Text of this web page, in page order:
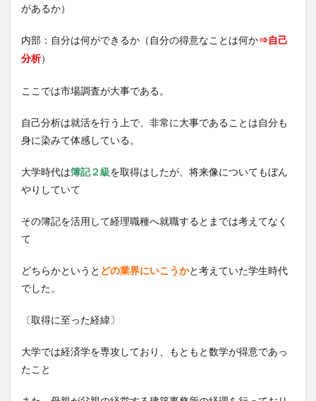
があるか）
内部：自分は何ができるか（自分の得意なことは何か⇒自己
分析）
ここでは市場調査が大事である。
自己分析は就活を行う上で、非常に大事であることは自分も
身に染みて体感している。
大学時代は簿記２級を取得はしたが、将来像についてもぼん
やりしていて
その簿記を活用して経理職種へ就職するとまでは考えてなく
て
どちらかというと どの業界にいこうかと考えていた学生時代
でした。
〔取得に至った経緯〕
大学では経済学を専攻しており、もともと数学が得意であっ
たこと